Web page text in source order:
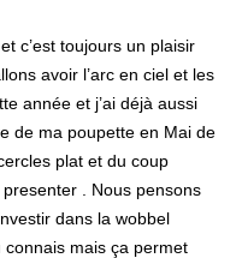
c’est toujours un plaisir
avoir l’arc en ciel et les
année et j’ai déjà aussi
de ma poupette en Mai de
plat et du coup
presenter . Nous pensons
dans la wobbel
mais ça permet